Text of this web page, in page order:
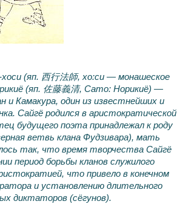
(яп. 西行法師, хо:си — монашеское
(яп. 佐藤義清, Сато: Норикиё) —
и Камакура, один из известнейших и
Сайгё родился в аристократической
будущего поэта принадлежал к роду
ветвь клана Фудзивара), мать
так, что время творчества Сайгё
период борьбы кланов служилого
что привело в конечном
и установлению длительного
диктаторов (сёгунов).